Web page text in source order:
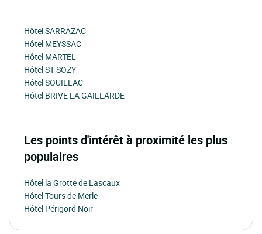
Hôtel SARRAZAC
Hôtel MEYSSAC
Hôtel MARTEL
Hôtel ST SOZY
Hôtel SOUILLAC
Hôtel BRIVE LA GAILLARDE
Les points d'intérêt à proximité les plus
populaires
Hôtel la Grotte de Lascaux
Hôtel Tours de Merle
Hôtel Périgord Noir